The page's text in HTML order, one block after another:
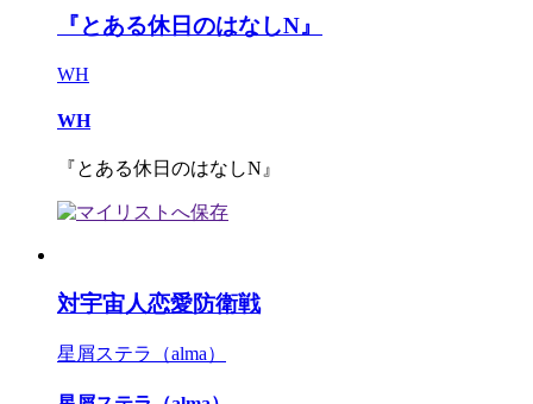
『とある休日のはなしN』
WH
WH
『とある休日のはなしN』
対宇宙人恋愛防衛戦
星屑ステラ（alma）